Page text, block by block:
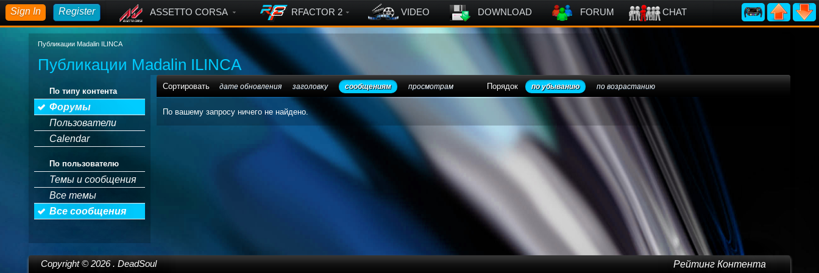
Sign In Register ASSETTO CORSA RFACTOR 2 VIDEO DOWNLOAD FORUM CHAT
Публикации Madalin ILINCA
Публикации Madalin ILINCA
По типу контента
Форумы
Пользователи
Calendar
По пользователю
Темы и сообщения
Все темы
Все сообщения
Сортировать дате обновления заголовку сообщениям просмотрам Порядок по убыванию по возрастанию
По вашему запросу ничего не найдено.
Copyright © 2026. DeadSoul Рейтинг Контента